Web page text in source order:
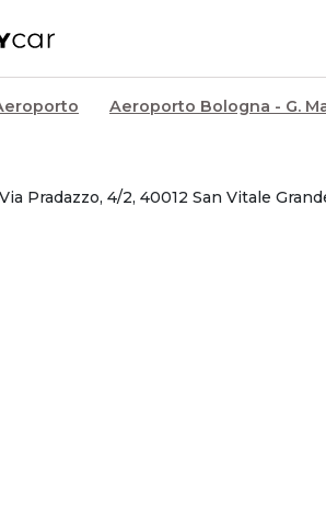
Aeroporto Bologna - G.
Via Pradazzo, 4/2, 40012 San Vitale